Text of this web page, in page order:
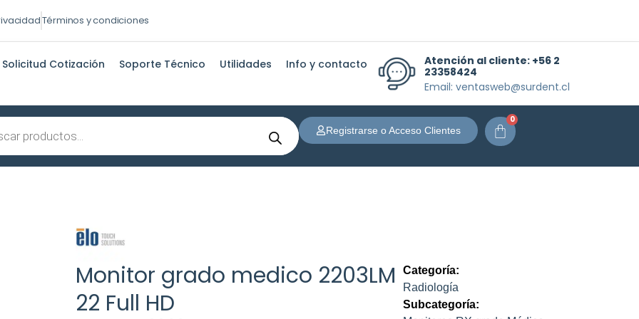
Términos y condiciones
Solicitud Cotización Soporte Técnico Utilidades Info y contacto Atención al cliente: +56 2
23358424
Email: ventasweb@surdent.cl
Registrarse o Acceso Clientes
0
Carrito
Monitor grado medico 2203LM
22 Full HD
Categoría:
Radiología
Subcategoría: